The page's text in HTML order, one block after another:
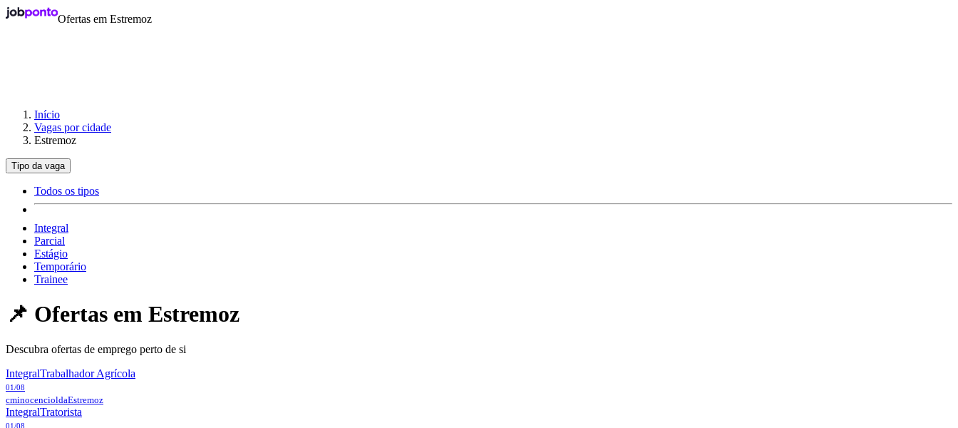
Ofertas em Estremoz
Início
Vagas por cidade
Estremoz
Tipo da vaga
Todos os tipos
Integral
Parcial
Estágio
Temporário
Trainee
📌 Ofertas em Estremoz
Descubra ofertas de emprego perto de si
IntegralTrabalhador Agrícola
01/08
cminocencioldaEstremoz
IntegralTratorista
01/08